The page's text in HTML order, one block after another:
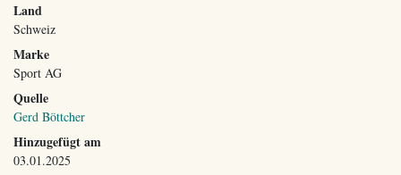
Land
Schweiz
Marke
Sport AG
Quelle
Gerd Böttcher
Hinzugefügt am
03.01.2025